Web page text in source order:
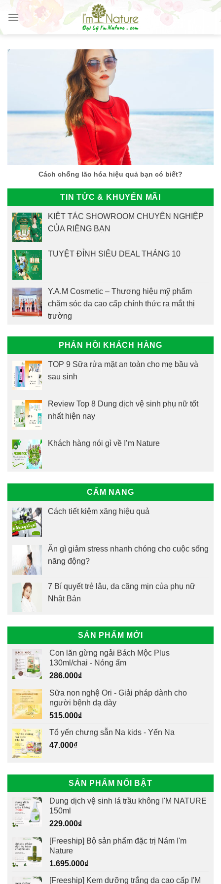
Skip
content
Cách chống lão hóa hiệu quả bạn có biết?
TIN TỨC & KHUYẾN MÃI
KIỆT TÁC SHOWROOM CHUYÊN NGHIỆP
CỦA RIÊNG BẠN
TUYỆT ĐỈNH SIÊU DEAL THÁNG 10
Y.A.M Cosmetic – Thương hiệu mỹ phẩm
chăm sóc da cao cấp chính thức ra mắt thị
trường
PHẢN HỒI KHÁCH HÀNG
TOP 9 Sữa rửa mặt an toàn cho mẹ bầu và
sau sinh
Review Top 8 Dung dịch vệ sinh phụ nữ tốt
nhất hiện nay
Khách hàng nói gì về I’m Nature
CẨM NANG
Cách tiết kiệm xăng hiệu quả
Ăn gì giảm stress nhanh chóng cho cuộc sống
năng động?
7 Bí quyết trẻ lâu, da căng mịn của phụ nữ
Nhật Bản
SẢN PHẨM MỚI
Con lăn gừng ngải Bách Mộc Plus
130ml/chai - Nóng ấm
286.000₫
Sữa non nghệ Ori - Giải pháp dành cho
người bệnh dạ dày
515.000₫
Tổ yến chưng sẵn Na kids - Yến Na
47.000₫
SẢN PHẨM NỔI BẬT
Dung dịch vệ sinh lá trầu không I'M NATURE
150ml
229.000₫
[Freeship] Bộ sản phẩm đặc trị Nám I'm
Nature
1.695.000₫
[Freeship] Kem dưỡng trắng da cao cấp I'M